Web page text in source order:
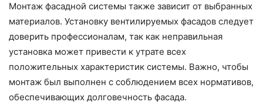
Монтаж фасадной системы также зависит от выбранных
материалов. Установку вентилируемых фасадов следует
доверить профессионалам, так как неправильная
установка может привести к утрате всех
положительных характеристик системы. Важно, чтобы
монтаж был выполнен с соблюдением всех нормативов,
обеспечивающих долговечность фасада.